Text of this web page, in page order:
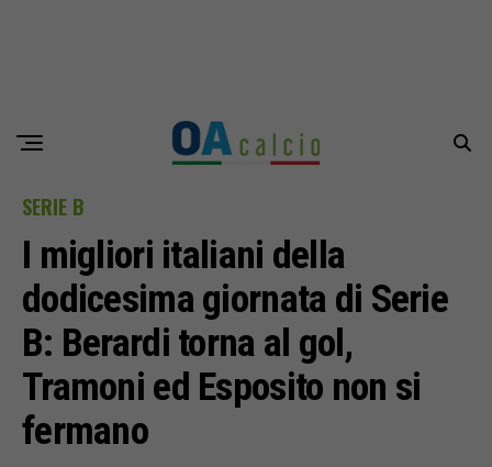
SERIE B
I migliori italiani della
dodicesima giornata di Serie
B: Berardi torna al gol,
Tramoni ed Esposito non si
fermano